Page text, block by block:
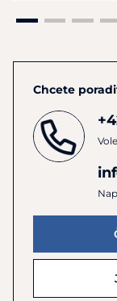
Chcete